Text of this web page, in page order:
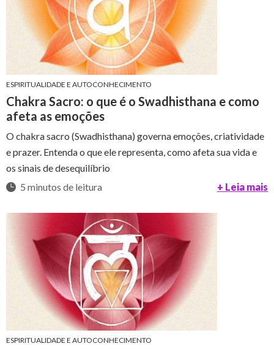
ESPIRITUALIDADE E AUTOCONHECIMENTO
Chakra Sacro: o que é o Swadhisthana e como
afeta as emoções
O chakra sacro (Swadhisthana) governa emoções, criatividade
e prazer. Entenda o que ele representa, como afeta sua vida e
os sinais de desequilíbrio
5 minutos de leitura
+ Leia mais
ESPIRITUALIDADE E AUTOCONHECIMENTO